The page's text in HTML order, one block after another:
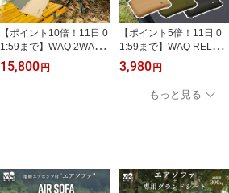
【ポイント10倍！11日 0
1:59まで】WAQ 2WAY
フォールディング コット
ハイコット ローコット
15,800 円
【ポイント5倍！11日 0
1:59まで】WAQ RELAXI
NG PILLOW キャンプ用
まくら 自動膨張式 連結
インフレータブル waq-rc
p1【1年保証】
3,980 円
もっと見る